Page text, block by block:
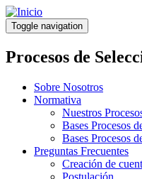
Pasar
al
contenido
principal
Toggle navigation
Procesos de
Sobre Nosotros
Normativa
Nuestros
Bases Procesos
Bases Procesos
Preguntas Frecuentes
Creación de
Postulación